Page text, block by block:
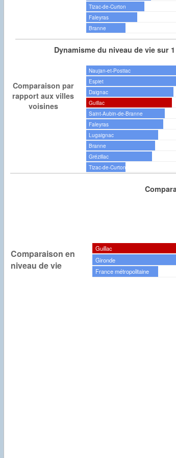
Tizac-de-Curton
Faleyras
Branne
Dynamisme du niveau de vie sur
Comparaison par
rapport aux villes
voisines
Naujan-et-Postiac
Espiet
Daignac
Guillac
Saint-Aubin-de-Branne
Faleyras
Lugaignac
Branne
Grézillac
Tizac-de-Curton
Comparaison en
niveau de vie
Guillac
Gironde
France métropolitaine